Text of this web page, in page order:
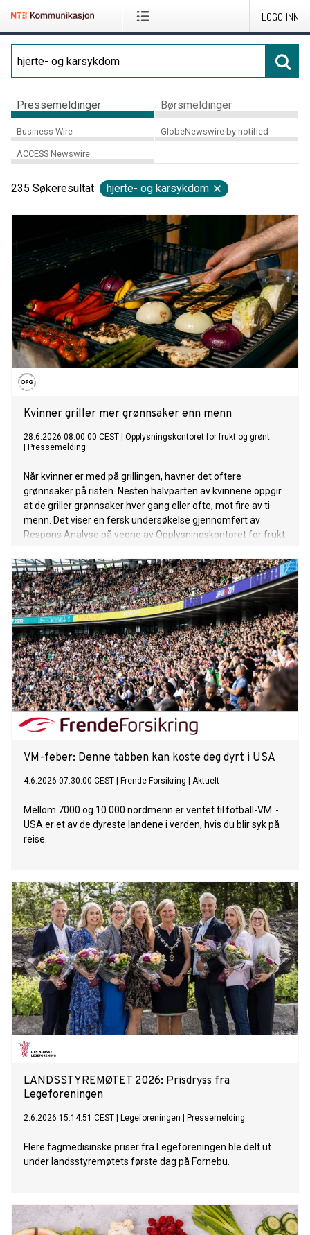
LOGG INN
Pressemeldinger Børsmeldinger
Business Wire GlobeNewswire by notified
ACCESS Newswire
235 Søkeresultat hjerte- og karsykdom
Kvinner griller mer grønnsaker enn menn
28.6.2026 08:00:00 CEST
Opplysningskontoret for frukt og grønt
Pressemelding
Når kvinner er med på grillingen, havner det oftere
grønnsaker på risten. Nesten halvparten av kvinnene oppgir
at de griller grønnsaker hver gang eller ofte, mot fire av ti
menn. Det viser en fersk undersøkelse gjennomført av
Respons Analyse på vegne av Opplysningskontoret for frukt
VM-feber: Denne tabben kan koste deg dyrt i USA
4.6.2026 07:30:00 CEST Frende Forsikring Aktuelt
Mellom 7000 og 10 000 nordmenn er ventet til fotball-VM. -
USA er et av de dyreste landene i verden, hvis du blir syk på
reise.
LANDSSTYREMØTET 2026: Prisdryss fra
Legeforeningen
2.6.2026 15:14:51 CEST Legeforeningen Pressemelding
Flere fagmedisinske priser fra Legeforeningen ble delt ut
under landsstyremøtets første dag på Fornebu.